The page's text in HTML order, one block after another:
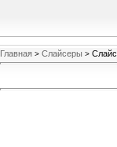
Главная > Слайсеры >